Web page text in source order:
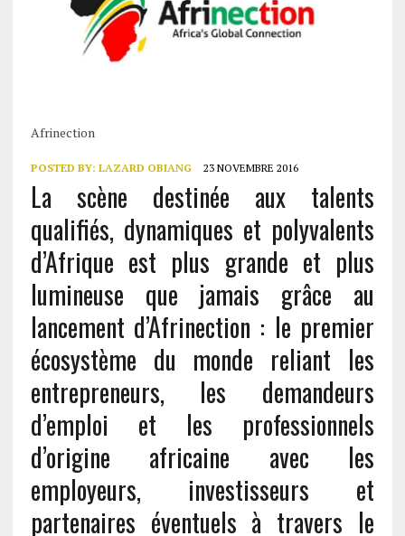
Afrinection
POSTED BY: LAZARD OBIANG 23 NOVEMBRE 2016
La scène destinée aux talents
qualifiés, dynamiques et polyvalents
d’Afrique est plus grande et plus
lumineuse que jamais grâce au
lancement d’Afrinection : le premier
écosystème du monde reliant les
entrepreneurs, les demandeurs
d’emploi et les professionnels
d’origine africaine avec les
employeurs, investisseurs et
partenaires éventuels à travers le